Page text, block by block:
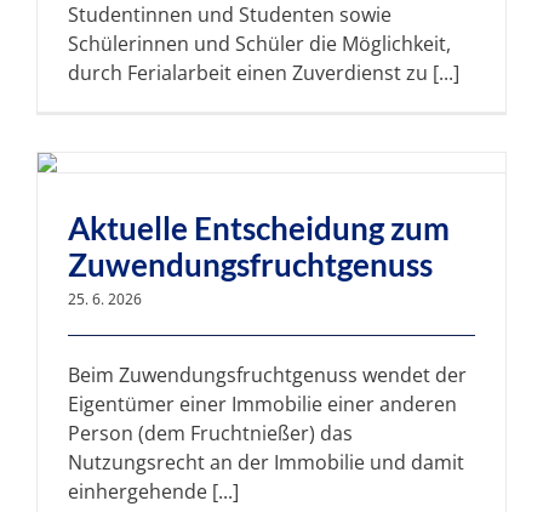
Studentinnen und Studenten sowie
Schülerinnen und Schüler die Möglichkeit,
durch Ferialarbeit einen Zuverdienst zu [...]
Aktuelle Entscheidung zum
Zuwendungsfruchtgenuss
25. 6. 2026
Beim Zuwendungsfruchtgenuss wendet der
Eigentümer einer Immobilie einer anderen
Person (dem Fruchtnießer) das
Nutzungsrecht an der Immobilie und damit
einhergehende [...]